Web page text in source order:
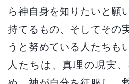
ら神自身を知りたいと願
持てるもの、そしてその
うと努めている人たちも
人たちは、真理の現実